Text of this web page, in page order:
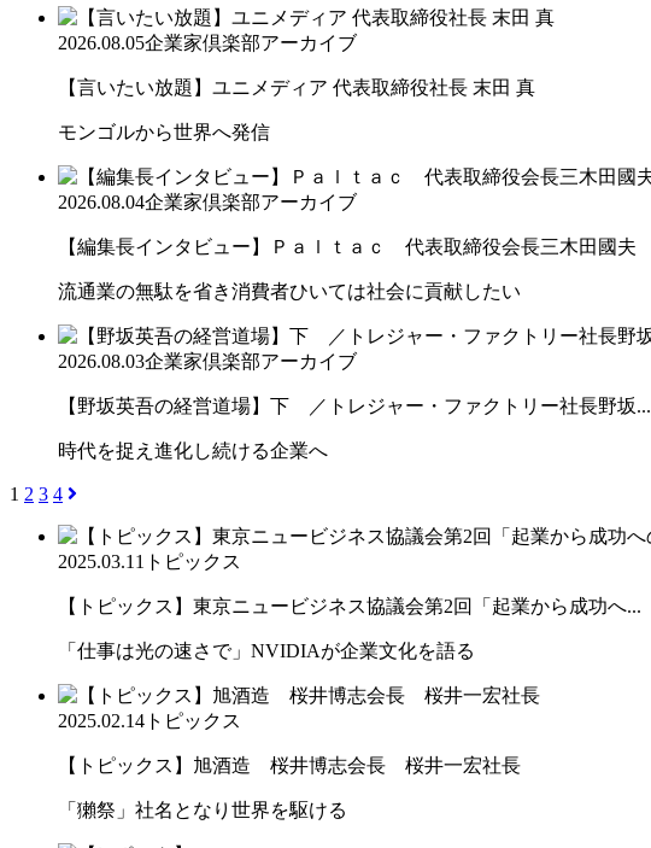
2026.08.05企業家倶楽部アーカイブ
【言いたい放題】ユニメディア 代表取締役社長 末田 真
モンゴルから世界へ発信
2026.08.04企業家倶楽部アーカイブ
【編集長インタビュー】Ｐａｌｔａｃ 代表取締役会長三木田國夫
流通業の無駄を省き消費者ひいては社会に貢献したい
2026.08.03企業家倶楽部アーカイブ
【野坂英吾の経営道場】下 ／トレジャー・ファクトリー社長野坂...
時代を捉え進化し続ける企業へ
1 2 3 4
2025.03.11 トピックス
【トピックス】東京ニュービジネス協議会第2回「起業から成功へ...
「仕事は光の速さで」NVIDIAが企業文化を語る
2025.02.14 トピックス
【トピックス】旭酒造 桜井博志会長 桜井一宏社長
「獺祭」社名となり世界を駆ける